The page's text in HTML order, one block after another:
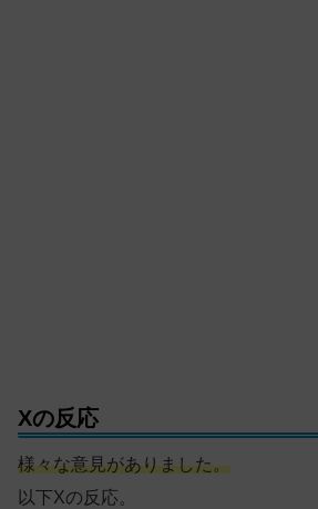
Xの反応
様々な意見がありました。
以下Xの反応。